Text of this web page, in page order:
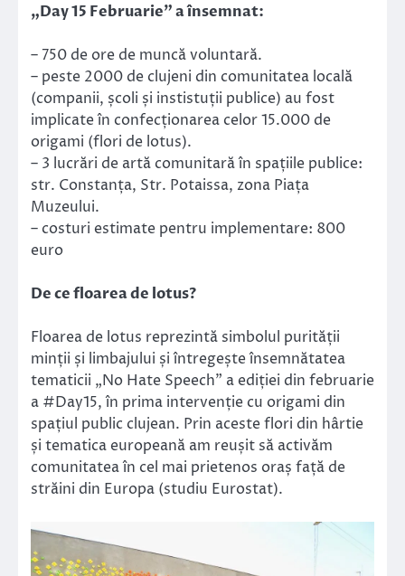
„Day 15 Februarie” a însemnat:
– 750 de ore de muncă voluntară.
– peste 2000 de clujeni din comunitatea locală
(companii, școli și instistuții publice) au fost
implicate în confecționarea celor 15.000 de
origami (flori de lotus).
– 3 lucrări de artă comunitară în spațiile publice:
str. Constanța, Str. Potaissa, zona Piața
Muzeului.
– costuri estimate pentru implementare: 800
euro
De ce floarea de lotus?
Floarea de lotus reprezintă simbolul purității
minții și limbajului și întregește însemnătatea
tematicii „No Hate Speech” a ediției din februarie
a #Day15, în prima intervenție cu origami din
spațiul public clujean. Prin aceste flori din hârtie
și tematica europeană am reușit să activăm
comunitatea în cel mai prietenos oraș față de
străini din Europa (studiu Eurostat).